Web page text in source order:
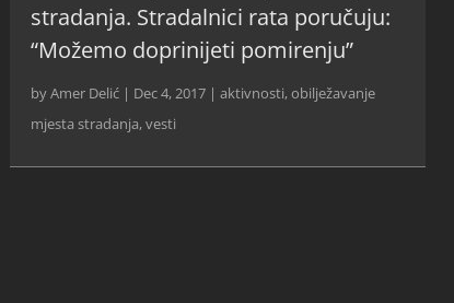
stradanja. Stradalnici rata poručuju:
“Možemo doprinijeti pomirenju”
byAmer Delić | Dec 4, 2017 |aktivnosti,obilježavanje
mjesta stradanja,vesti